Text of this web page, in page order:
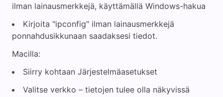
ilman lainausmerkkejä, käyttämällä Windows-hakua
Kirjoita "ipconfig" ilman lainausmerkkejä
ponnahdusikkunaan saadaksesi tiedot.
Macilla:
Siirry kohtaan Järjestelmäasetukset
Valitse verkko – tietojen tulee olla näkyvissä